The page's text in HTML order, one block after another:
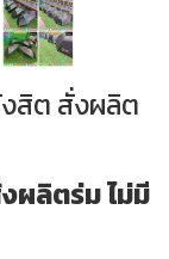
งสิต สั่งผลิต
ผลิตร่ม ไม่มี